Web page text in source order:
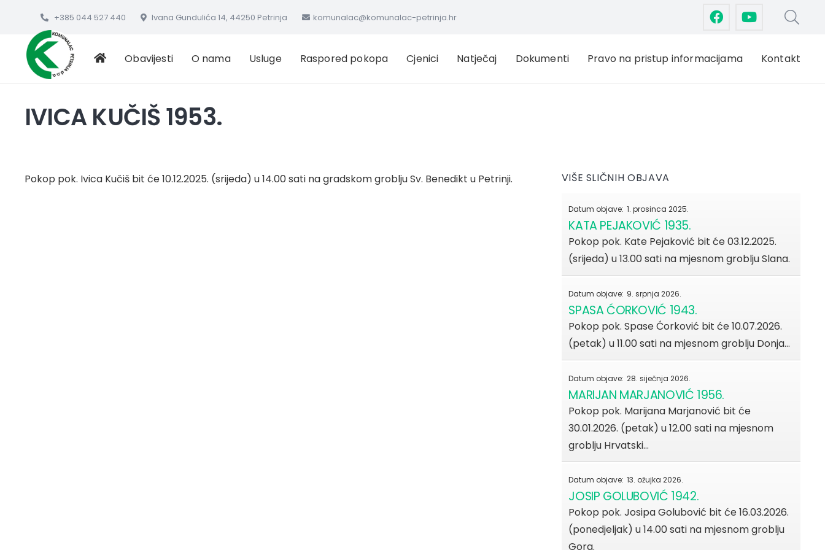
+385 044 527 440 Ivana Gundulića 14, 44250 Petrinja komunalac@komunalac-petrinja.hr
Obavijesti O nama Usluge Raspored pokopa Cjenici Natječaj Dokumenti Pravo na pristup informacijama Kontakt
IVICA KUČIŠ 1953.
Pokop pok. Ivica Kučiš bit će 10.12.2025. (srijeda) u 14.00 sati na gradskom groblju Sv. Benedikt u Petrinji. VIŠE SLIČNIH OBJAVA
Datum objave: 1. prosinca 2025.
KATA PEJAKOVIĆ 1935.
Pokop pok. Kate Pejaković bit će 03.12.2025.
(srijeda) u 13.00 sati na mjesnom groblju Slana.
Datum objave: 9. srpnja 2026.
SPASA ĆORKOVIĆ 1943.
Pokop pok. Spase Ćorković bit će 10.07.2026.
(petak) u 11.00 sati na mjesnom groblju Donja…
Datum objave: 28. siječnja 2026.
MARIJAN MARJANOVIĆ 1956.
Pokop pok. Marijana Marjanović bit će
30.01.2026. (petak) u 12.00 sati na mjesnom
groblju Hrvatski…
Datum objave: 13. ožujka 2026.
JOSIP GOLUBOVIĆ 1942.
Pokop pok. Josipa Golubović bit će 16.03.2026.
(ponedjeljak) u 14.00 sati na mjesnom groblju
Gora.